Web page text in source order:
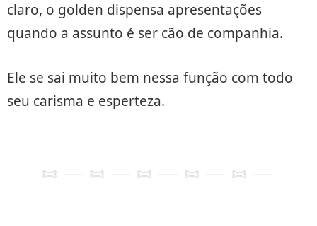
claro, o golden dispensa apresentações
quando a assunto é ser cão de companhia.
Ele se sai muito bem nessa função com todo
seu carisma e esperteza.